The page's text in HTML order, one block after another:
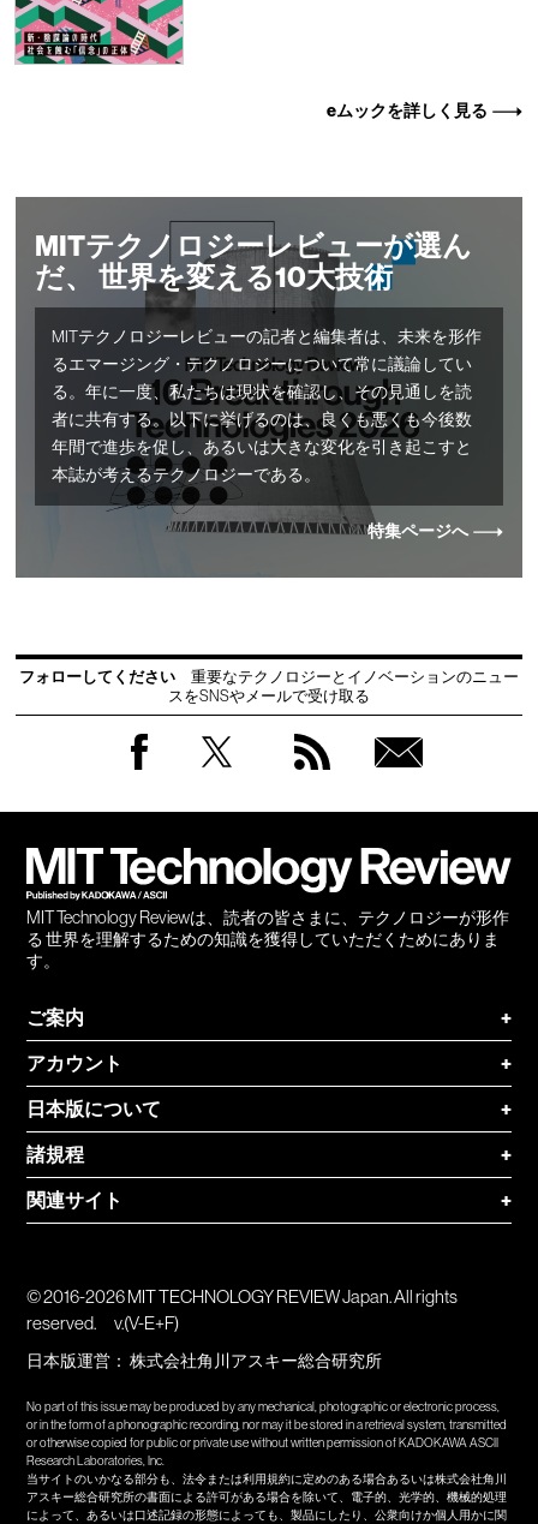
eムックを詳しく見る
MITテクノロジーレビューが選ん
だ、 世界を変える10大技術
MITテクノロジーレビューの記者と編集者は、未来を形作
るエマージング・テクノロジーについて常に議論してい
る。年に一度、私たちは現状を確認し、その見通しを読
者に共有する。以下に挙げるのは、良くも悪くも今後数
年間で進歩を促し、あるいは大きな変化を引き起こすと
本誌が考えるテクノロジーである。
特集ページへ
フォローしてください
重要なテクノロジーとイノベーションのニュー
スをSNSやメールで受け取る
MIT Technology Reviewは、読者の皆さまに、テクノロジーが形作
る 世界を理解するための知識を獲得していただくためにありま
す。
ご案内
+
アカウント
+
日本版について
+
諸規程
+
関連サイト
+
© 2016-2026 MIT TECHNOLOGY REVIEW Japan. All rights
reserved.
v.(V-E+F)
日本版運営：株式会社角川アスキー総合研究所
No part of this issue may be produced by any mechanical, photographic or electronic process,
or in the form of a phonographic recording, nor may it be stored in a retrieval system, transmitted
or otherwise copied for public or private use without written permission of KADOKAWA ASCII
Research Laboratories, Inc.
当サイトのいかなる部分も、法令または利用規約に定めのある場合あるいは株式会社角川
アスキー総合研究所の書面による許可がある場合を除いて、電子的、光学的、機械的処理
によって、あるいは口述記録の形態によっても、製品にしたり、公衆向けか個人用かに関